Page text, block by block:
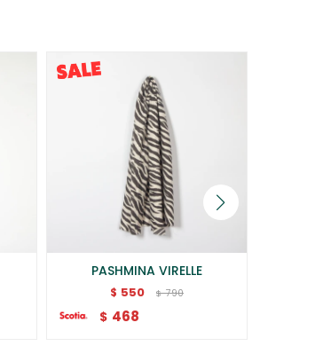
PASHMINA VIRELLE
$ 550 $ 790
$ 468